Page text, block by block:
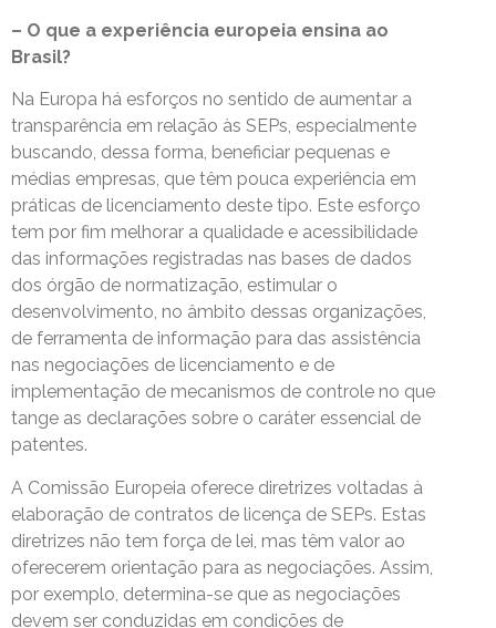
– O que a experiência europeia ensina ao
Brasil?
Na Europa há esforços no sentido de aumentar a
transparência em relação às SEPs, especialmente
buscando, dessa forma, beneficiar pequenas e
médias empresas, que têm pouca experiência em
práticas de licenciamento deste tipo. Este esforço
tem por fim melhorar a qualidade e acessibilidade
das informações registradas nas bases de dados
dos órgão de normatização, estimular o
desenvolvimento, no âmbito dessas organizações,
de ferramenta de informação para das assistência
nas negociações de licenciamento e de
implementação de mecanismos de controle no que
tange as declarações sobre o caráter essencial de
patentes.
A Comissão Europeia oferece diretrizes voltadas à
elaboração de contratos de licença de SEPs. Estas
diretrizes não tem força de lei, mas têm valor ao
oferecerem orientação para as negociações. Assim,
por exemplo, determina-se que as negociações
devem ser conduzidas em condições de